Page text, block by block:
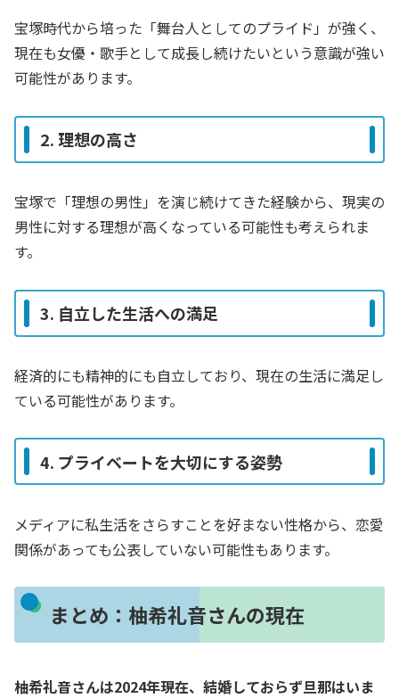
宝塚時代から培った「舞台人としてのプライド」が強く、
現在も女優・歌手として成長し続けたいという意識が強い
可能性があります。
2. 理想の高さ
宝塚で「理想の男性」を演じ続けてきた経験から、現実の
男性に対する理想が高くなっている可能性も考えられま
す。
3. 自立した生活への満足
経済的にも精神的にも自立しており、現在の生活に満足し
ている可能性があります。
4. プライベートを大切にする姿勢
メディアに私生活をさらすことを好まない性格から、恋愛
関係があっても公表していない可能性もあります。
まとめ：柚希礼音さんの現在
柚希礼音さんは2024年現在、結婚しておらず旦那はいま